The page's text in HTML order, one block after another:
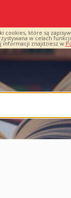
cookies, które są
w celach
informacji znajdziesz w